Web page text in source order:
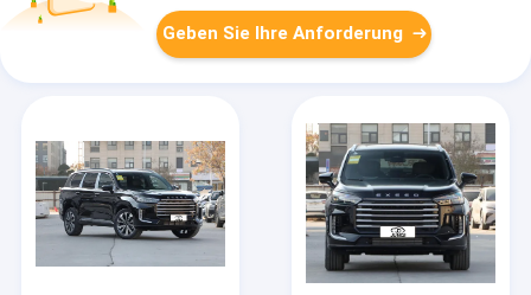
Geben Sie Ihre Anforderung